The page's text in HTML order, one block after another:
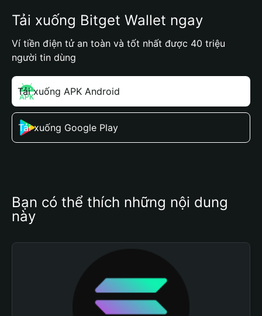
Tải xuống Bitget Wallet ngay
Ví tiền điện tử an toàn và tốt nhất được 40 triệu
người tin dùng
Tải xuống APK Android
Tải xuống Google Play
Bạn có thể thích những nội dung
này